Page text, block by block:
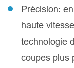
Précision:
haute
technologie
coupes plus